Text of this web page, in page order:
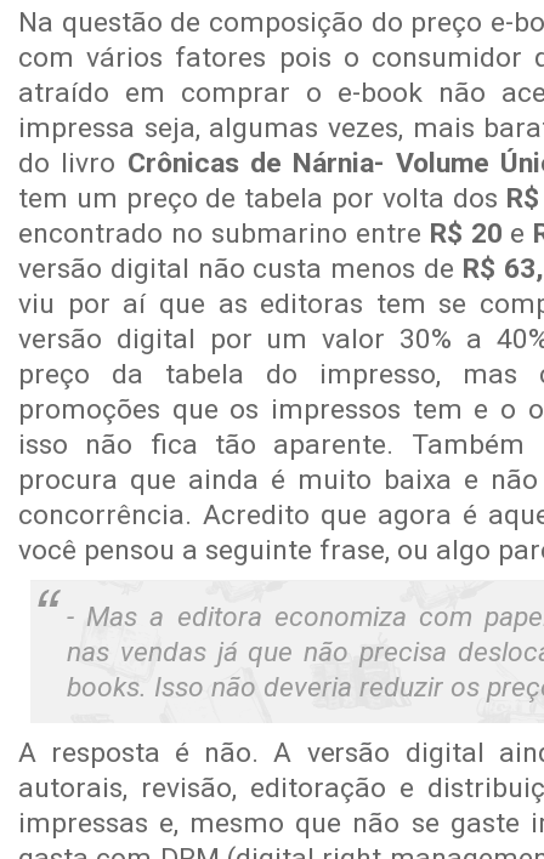
Na questão de composição do preço e-
com vários fatores pois o consumidor
atraído em comprar o e-book não
impressa seja, algumas vezes, mais
do livro Crônicas de Nárnia- Volume
tem um preço de tabela por volta dos
encontrado no submarino entre R$ 20 e
versão digital não custa menos de R$
viu por aí que as editoras tem se
versão digital por um valor 30% a
preço da tabela do impresso, mas
promoções que os impressos tem e o
isso não fica tão aparente.
procura que ainda é muito baixa e
concorrência. Acredito que agora é
você pensou a seguinte frase, ou algo
- Mas a editora economiza com
nas vendas já que não precisa
books. Isso não deveria reduzir os
A resposta é não. A versão digital
autorais, revisão, editoração e
impressas e, mesmo que não se gaste